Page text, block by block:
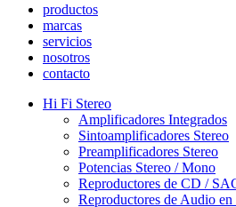
productos
marcas
servicios
nosotros
contacto
Hi Fi Stereo
Amplificadores Integrados
Sintoamplificadores Stereo
Preamplificadores Stereo
Potencias Stereo / Mono
Reproductores de CD /
Reproductores de Audio